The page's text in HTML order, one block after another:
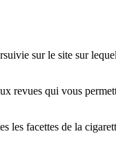
sur le site sur
revues qui vous
les facettes de la